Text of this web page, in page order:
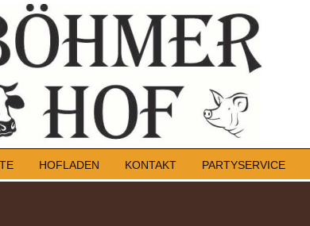
HOFLADEN KONTAKT PARTYSERVICE